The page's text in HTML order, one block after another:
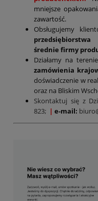
mniejsze
zawartość.
Obsługujemy
średnie firmy
Działamy na
zamówienia
doświadczenie w
oraz na Bliskim
Skontaktuj się z
823; | e-mail: